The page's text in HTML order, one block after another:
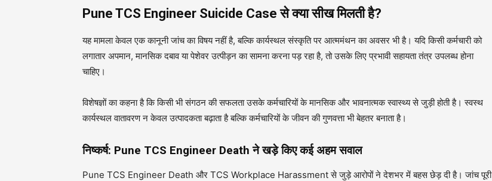
Pune TCS Engineer Suicide Case से क्या सीख मिलती है?
यह मामला केवल एक कानूनी जांच का विषय नहीं है, बल्कि कार्यस्थल संस्कृति पर आत्ममंथन का अवसर भी है। यदि किसी कर्मचारी को
लगातार अपमान, मानसिक दबाव या पेशेवर उत्पीड़न का सामना करना पड़ रहा है, तो उसके लिए प्रभावी सहायता तंत्र उपलब्ध होना
चाहिए।
विशेषज्ञों का कहना है कि किसी भी संगठन की सफलता उसके कर्मचारियों के मानसिक और भावनात्मक स्वास्थ्य से जुड़ी होती है। स्वस्थ
कार्यस्थल वातावरण न केवल उत्पादकता बढ़ाता है बल्कि कर्मचारियों के जीवन की गुणवत्ता भी बेहतर बनाता है।
निष्कर्ष: Pune TCS Engineer Death ने खड़े किए कई अहम सवाल
Pune TCS Engineer Death और TCS Workplace Harassment से जुड़े आरोपों ने देशभर में बहस छेड़ दी है। जांच पूरी